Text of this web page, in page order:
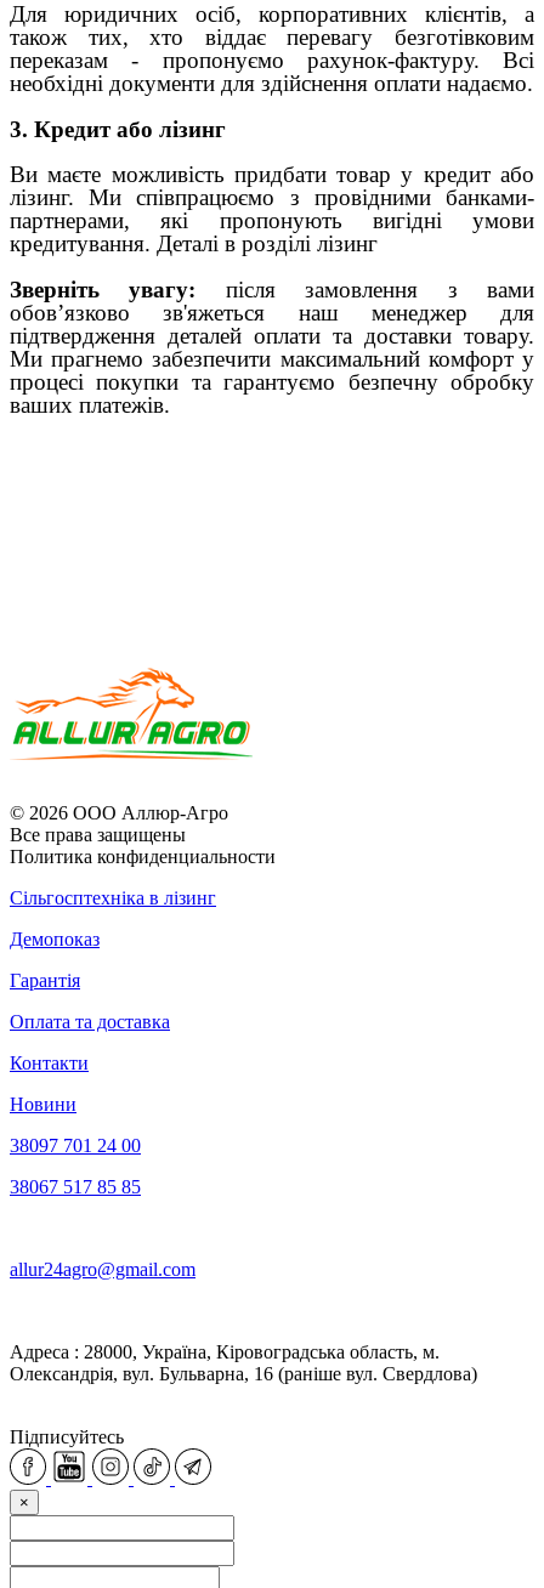
Для юридичних осіб, корпоративних клієнтів, а
також тих, хто віддає перевагу безготівковим
переказам - пропонуємо рахунок-фактуру. Всі
необхідні документи для здійснення оплати надаємо.
3. Кредит або лізинг
Ви маєте можливість придбати товар у кредит або
лізинг. Ми співпрацюємо з провідними банками-
партнерами, які пропонують вигідні умови
кредитування. Деталі в розділі лізинг
Зверніть увагу: після замовлення з вами
обов’язково зв'яжеться наш менеджер для
підтвердження деталей оплати та доставки товару.
Ми прагнемо забезпечити максимальний комфорт у
процесі покупки та гарантуємо безпечну обробку
ваших платежів.
© 2026 ООО Аллюр-Агро
Все права защищены
Политика конфиденциальности
Сільгосптехніка в лізинг
Демопоказ
Гарантія
Оплата та доставка
Контакти
Новини
38097 701 24 00
38067 517 85 85
allur24agro@gmail.com
Адреса : 28000, Україна, Кіровоградська область, м.
Олександрія, вул. Бульварна, 16 (раніше вул. Свердлова)
Підписуйтесь
×